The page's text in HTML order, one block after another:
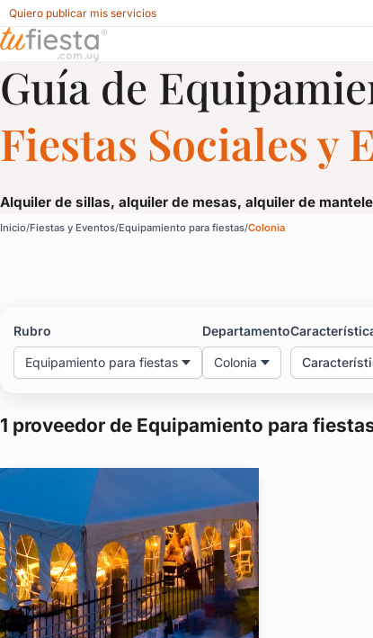
Quiero publicar mis servicios
Equipamiento para fiestas para Fiestas y Eventos en
Guía de
Fiestas Sociales y
Alquiler de sillas, alquiler de mesas, alquiler de
Inicio Fiestas y Eventos Equipamiento para fiestas Colonia
Rubro
Equipamiento para fiestas
Departamento
Colonia
1 proveedor de Equipamiento para
Equipamiento para